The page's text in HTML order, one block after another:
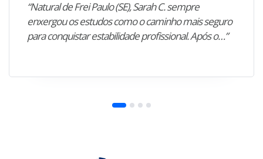
“Natural de Frei Paulo (SE), Sarah C. sempre
enxergou os estudos como o caminho mais seguro
para conquistar estabilidade profissional. Após o…”